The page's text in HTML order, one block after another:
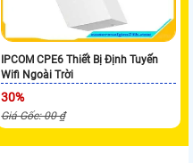
IPCOM CPE6 Thiết Bị Định Tuyến
Wifi Ngoài Trời
30%
Giá Gốc: 00 ₫